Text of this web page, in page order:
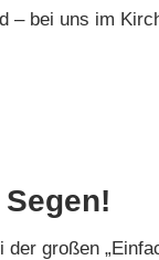
– bei uns im
großen